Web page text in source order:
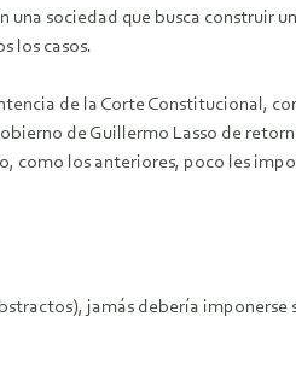
sociedad que busca construir
los casos.
de la Corte Constitucional,
de Guillermo Lasso de
como los anteriores, poco les
jamás debería